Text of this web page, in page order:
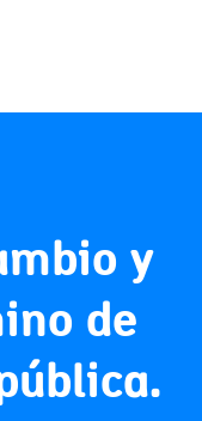
y
de